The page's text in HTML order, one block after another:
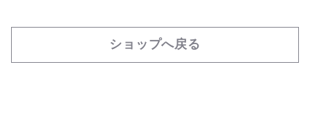
ショップへ戻る